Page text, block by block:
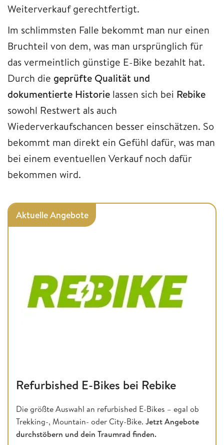
Weiterverkauf gerechtfertigt.
Im schlimmsten Falle bekommt man nur einen
Bruchteil von dem, was man ursprünglich für
das vermeintlich günstige E-Bike bezahlt hat.
Durch die geprüfte Qualität und
dokumentierte Historie lassen sich bei Rebike
sowohl Restwert als auch
Wiederverkaufschancen besser einschätzen. So
bekommt man direkt ein Gefühl dafür, was man
bei einem eventuellen Verkauf noch dafür
bekommen wird.
Aktuelle Angebote
Refurbished E-Bikes bei Rebike
Die größte Auswahl an refurbished E-Bikes – egal ob
Trekking-, Mountain- oder City-Bike. Jetzt Angebote
durchstöbern und dein Traumrad finden.